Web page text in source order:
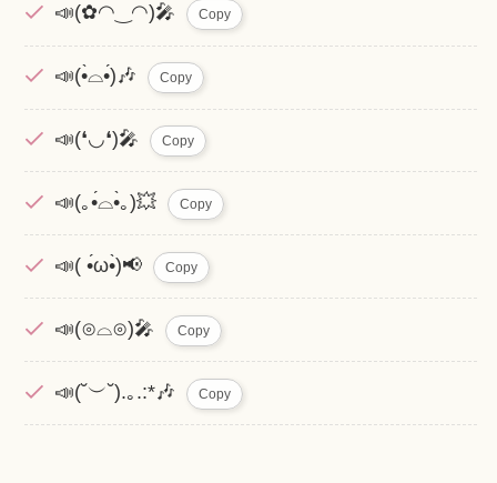
📣(✿◠‿◠)🎤 Copy
📣(•̀⌓•́)🎶 Copy
📣(❛◡❛)🎤 Copy
📣(｡•́⌓•̀｡)💥 Copy
📣( •́ω•̀)📢 Copy
📣(⊙⌓⊙)🎤 Copy
📣(˘︶˘).｡.:*🎶 Copy